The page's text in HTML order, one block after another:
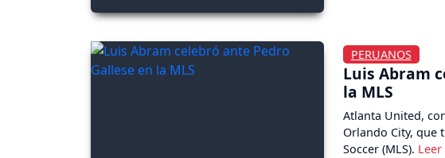
PERUANOS
Luis Abram
la MLS
Atlanta United,
Orlando City, que
Soccer (MLS).